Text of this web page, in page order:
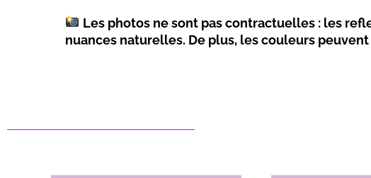
Les photos ne sont pas contractuelles : les
nuances naturelles. De plus, les couleurs